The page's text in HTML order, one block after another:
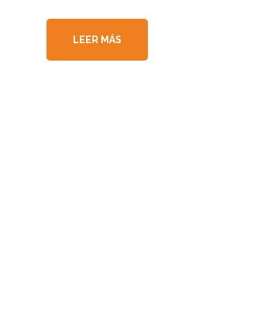
LEER MÁS